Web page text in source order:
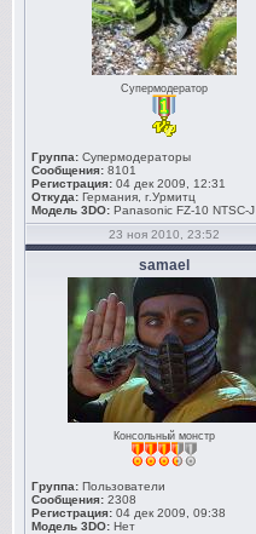
Супермодератор
Группа: Супермодераторы
Сообщения: 8101
Регистрация: 04 дек 2009, 12:31
Откуда: Германия, г.Урмитц
Модель 3DO: Panasonic FZ-10 NTSC-J
23 ноя 2010, 23:52
samael
Консольный монстр
Группа: Пользователи
Сообщения: 2308
Регистрация: 04 дек 2009, 09:38
Модель 3DO: Нет